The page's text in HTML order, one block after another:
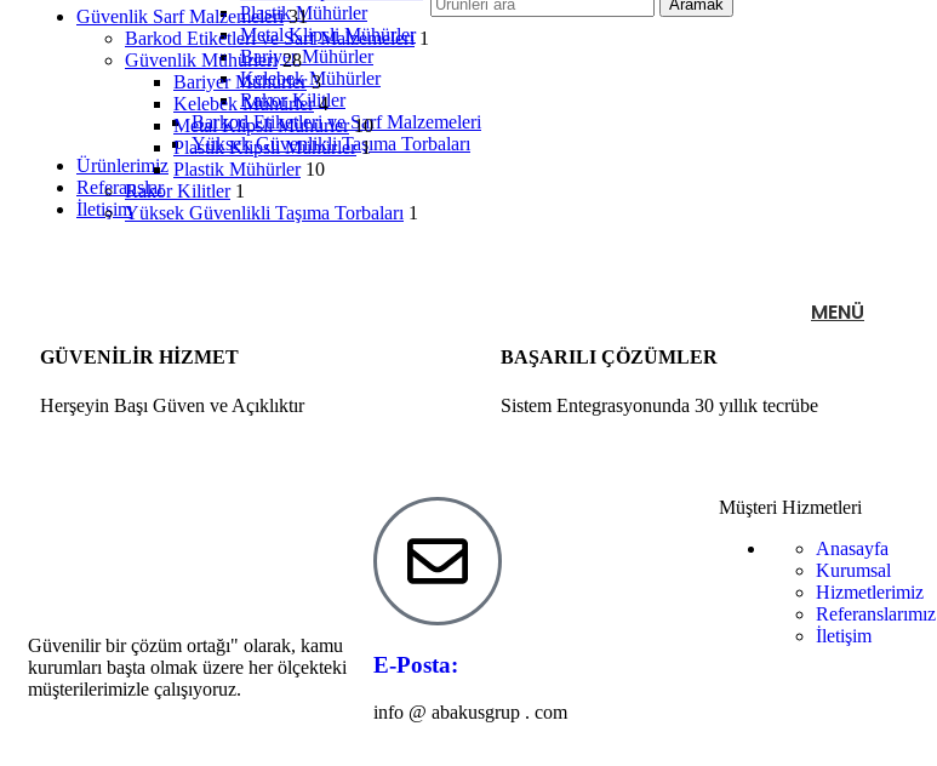
Plastik Mühürler
Metal Klipsli Mühürler
Bariyer Mühürler
Kelebek Mühürler
Rakor Kilitler
Barkod Etiketleri ve Sarf Malzemeleri
Yüksek Güvenlikli Taşıma Torbaları
Ürünlerimiz
Referanslar
İletişim
MENÜ
Güvenlik Sarf Malzemeleri 31
Barkod Etiketleri ve Sarf Malzemeleri 1
Güvenlik Mühürleri 28
Bariyer Mühürler 3
Kelebek Mühürler 4
Metal Klipsli Mühürler 10
Plastik Klipsli Mühürler 1
Plastik Mühürler 10
Rakor Kilitler 1
Yüksek Güvenlikli Taşıma Torbaları 1
Aramak
GÜVENİLİR HİZMET
Herşeyin Başı Güven ve Açıklıktır
BAŞARILI ÇÖZÜMLER
Sistem Entegrasyonunda 30 yıllık tecrübe
Güvenilir bir çözüm ortağı" olarak, kamu
kurumları başta olmak üzere her ölçekteki
müşterilerimizle çalışıyoruz.
E-Posta:
info @ abakusgrup . com
Müşteri Hizmetleri
Anasayfa
Kurumsal
Hizmetlerimiz
Referanslarımız
İletişim